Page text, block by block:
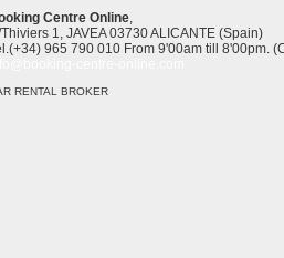
Centre Online,
1, JAVEA 03730 ALICANTE (Spain)
965 790 010 From 9'00am till 8'00pm.
RENTAL BROKER